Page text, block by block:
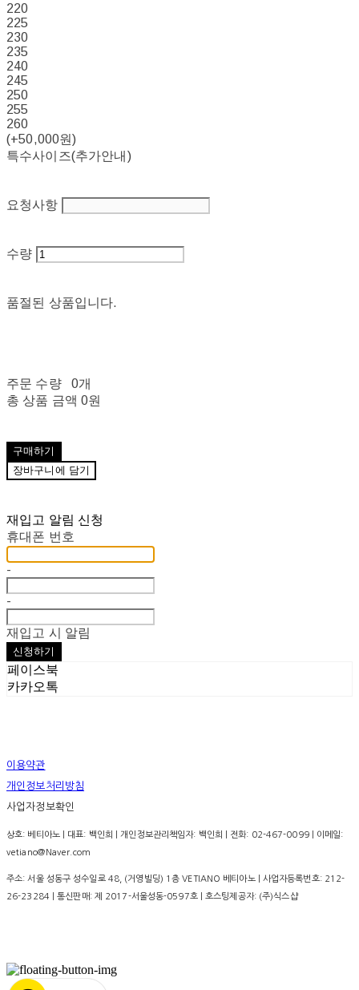
220
225
230
235
240
245
250
255
260
(+50,000원)
특수사이즈(추가안내)
요청사항
수량
품절된 상품입니다.
주문 수량
0개
총 상품 금액 0원
구매하기
장바구니에 담기
재입고 알림 신청
휴대폰 번호
-
-
재입고 시 알림
신청하기
페이스북
카카오톡
이용약관
개인정보처리방침
사업자정보확인
상호: 베티아노 | 대표: 백인희 | 개인정보관리책임자: 백인희 | 전화: 02-467-0099 | 이메일:
vetiano@Naver.com
주소: 서울 성동구 성수일로 48, (거영빌딩) 1층 VETIANO 베티아노 | 사업자등록번호: 212-
26-23284 | 통신판매: 제 2017-서울성동-0597호| 호스팅제공자: (주)식스샵